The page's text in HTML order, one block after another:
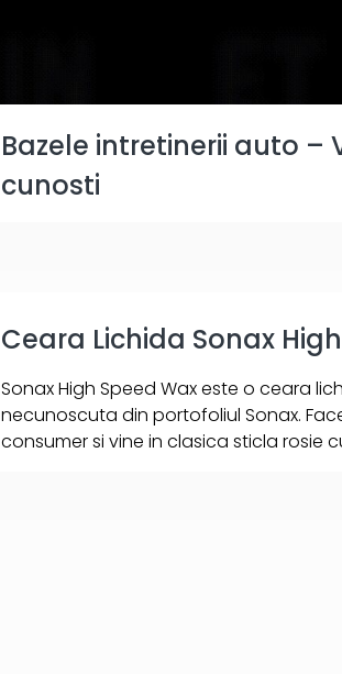
Bazele intretinerii auto –
cunosti
Ceara Lichida Sonax
Sonax High Speed Wax este o ceara
necunoscuta din portofoliul Sonax.
consumer si vine in clasica sticla rosie